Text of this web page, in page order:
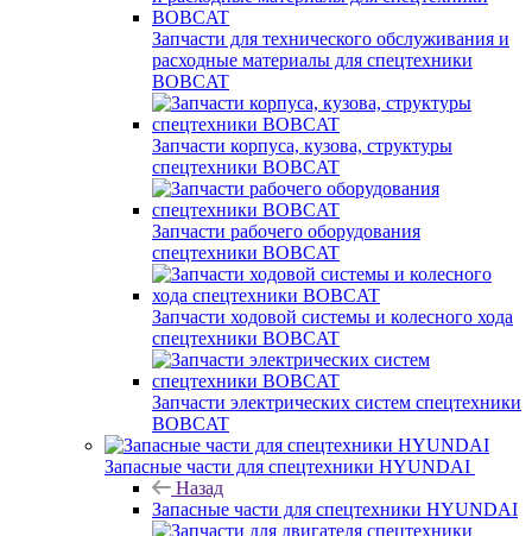
Запчасти для технического обслуживания и
расходные материалы для спецтехники
BOBCAT
Запчасти корпуса, кузова, структуры
спецтехники BOBCAT
Запчасти рабочего оборудования
спецтехники BOBCAT
Запчасти ходовой системы и колесного хода
спецтехники BOBCAT
Запчасти электрических систем спецтехники
BOBCAT
Запасные части для спецтехники HYUNDAI
Назад
Запасные части для спецтехники HYUNDAI